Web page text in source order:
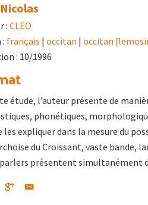
: CLEO
: français | occitan | occitan
: 10/1996
étude, l’auteur présente de
phonétiques,
les expliquer dans la mesure du
du Croissant, vaste bande,
présentent simultanément